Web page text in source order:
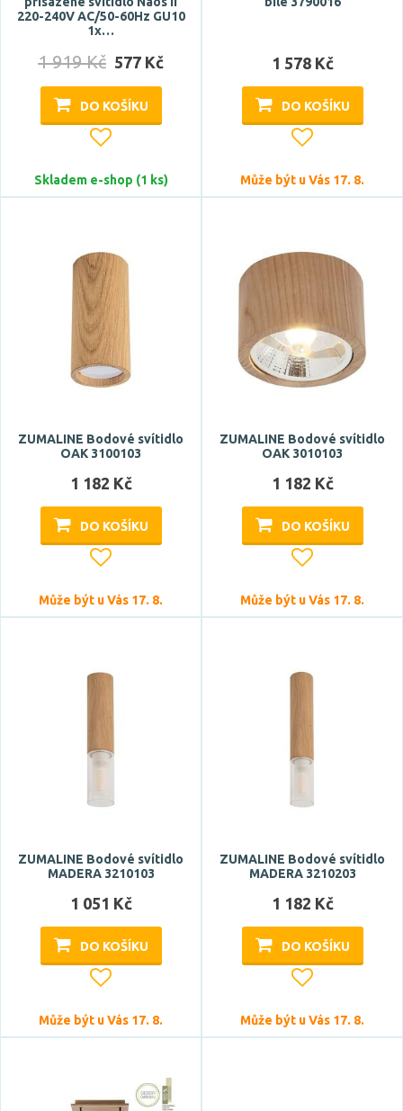
Napětí / napájení
220-240V
RGB
teplá bílá
Teplota barvy
Stmívatelné
24 °
33 °
35 °
220-240V AC/50-60Hz GU10
1x…
1 919 Kč 577 Kč
DO KOŠÍKU
Skladem e-shop (1 ks)
1 578 Kč
DO KOŠÍKU
Může být u Vás 17. 8.
ZUMALINE Bodové svítidlo
OAK 3100103
1 182 Kč
DO KOŠÍKU
Může být u Vás 17. 8.
ZUMALINE Bodové svítidlo
OAK 3010103
1 182 Kč
DO KOŠÍKU
Může být u Vás 17. 8.
ZUMALINE Bodové svítidlo
MADERA 3210103
1 051 Kč
DO KOŠÍKU
Může být u Vás 17. 8.
ZUMALINE Bodové svítidlo
MADERA 3210203
1 182 Kč
DO KOŠÍKU
Může být u Vás 17. 8.